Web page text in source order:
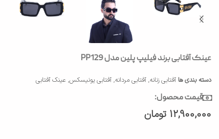
عینک آفتابی برند فیلیپ پلین مدل PP129
دسته بندی ها آفتابی زنانه, آفتابی مردانه, آفتابی یونیسکس, عینک آفتابی
قیمت محصول:
12,900,000 تومان